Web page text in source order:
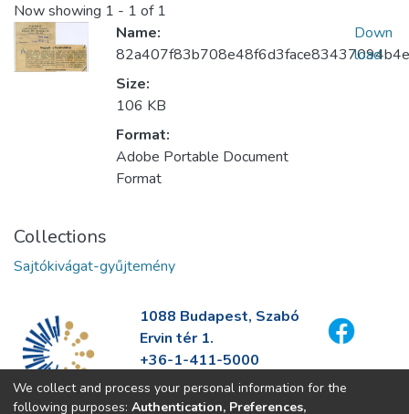
Now showing 1 - 1 of 1
Name:
Size:
106 KB
Format:
Adobe Portable Document
Format
Down
load
Collections
Sajtókivágat-gyűjtemény
1088 Budapest, Szabó
Ervin tér 1.
+36-1-411-5000
info@fszek.hu
https://fszek.hu
We collect and process your personal information for the
following purposes: Authentication, Preferences,